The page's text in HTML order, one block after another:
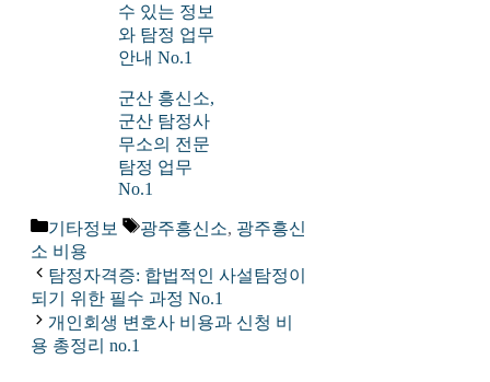
수 있는 정보
와 탐정 업무
안내 No.1
군산 흥신소,
군산 탐정사
무소의 전문
탐정 업무
No.1
카
테
고
리
기타정보
태
광주흥신소, 광주흥신
소 비용
탐정자격증: 합법적인 사설탐정이
되기 위한 필수 과정 No.1
개인회생 변호사 비용과 신청 비
용 총정리 no.1